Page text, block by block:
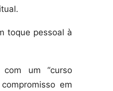
toque pessoal à
um “curso
em